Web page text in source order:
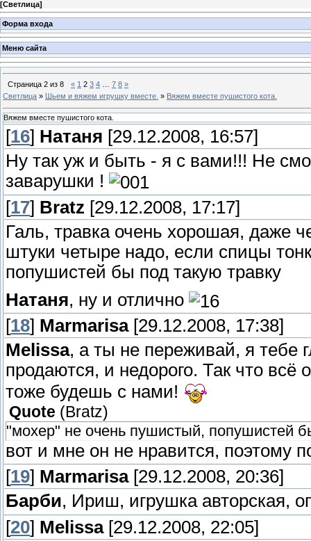
[Светлица]
Форма входа
Меню сайта
Страница 2 из 8 « 1 2 3 4 7 8 »
Светлица » Шьем и вяжем игрушку вместе. » Вяжем вместе пушистого кота.
Вяжем вместе пушистого кота.
[16] Натаня [29.12.2008, 16:57]
Ну так уж и быть - я с вами!!! Не
заварушки !
[17] Bratz [29.12.2008, 17:17]
Галь, травка очень хорошая, даже
штуки четыре надо, если спицы
попушистей бы под такую травку
Натаня, ну и отлично
[18] Marmarisa[29.12.2008, 17:38]
Melissa, а ты не переживай, я тебе
продаются, и недорого. Так что всё
тоже будешь с нами!
Quote (Bratz)
"мохер" не очень пушистый, попушистей
вот и мне он не нравится, поэтому
[19] Marmarisa[29.12.2008, 20:36]
Барби, Ириш, игрушка авторская,
[20] Melissa[29.12.2008, 22:05]